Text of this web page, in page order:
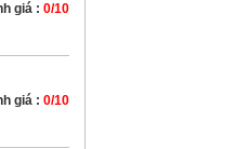
giá : 0/10
giá : 0/10